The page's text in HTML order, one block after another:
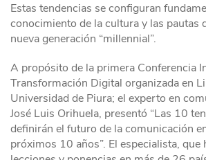
Estas tendencias se configuran
conocimiento de la cultura y las pautas
nueva generación “millennial”.
A propósito de la primera Conferencia
Transformación Digital organizada en
Universidad de Piura; el experto en
José Luis Orihuela, presentó “Las 10
definirán el futuro de la comunicación
próximos 10 años”. El especialista,